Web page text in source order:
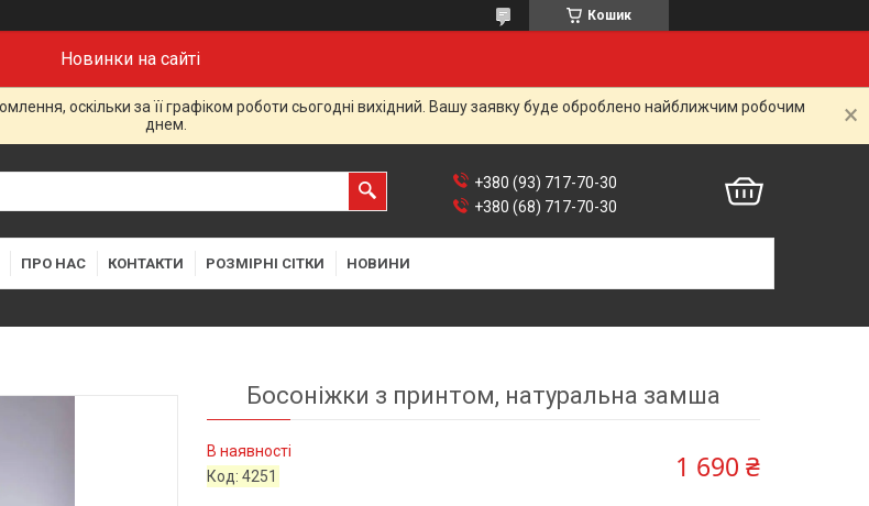
Кошик
Новинки на сайті
оскільки за її графіком роботи сьогодні вихідний. Вашу заявку буде оброблено найближчим робочим
днем.
+380 (93) 717-70-30
+380 (68) 717-70-30
ПРО НАС КОНТАКТИ РОЗМІРНІ СІТКИ НОВИНИ
Босоніжки з принтом, натуральна замша
В наявності
Код:4251 1 690 ₴